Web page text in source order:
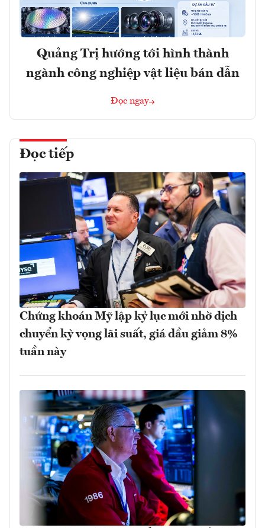
Quảng Trị hướng tới hình thành
ngành công nghiệp vật liệu bán dẫn
Đọc ngay
Đọc tiếp
Chứng khoán Mỹ lập kỷ lục mới nhờ dịch
chuyển kỳ vọng lãi suất, giá dầu giảm 8%
tuần này